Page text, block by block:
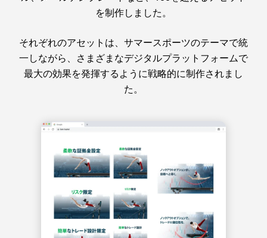
を制作しました。
それぞれのアセットは、サマースポーツのテーマで統
一しながら、さまざまなデジタルプラットフォームで
最大の効果を発揮するように戦略的に制作されまし
た。